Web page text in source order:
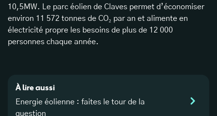
10,5MW. Le parc éolien de Claves permet d’économiser
environ 11 572 tonnes de CO₂ par an et alimente en
électricité propre les besoins de plus de 12 000
personnes chaque année.
À lire aussi
Energie éolienne : faites le tour de la
question